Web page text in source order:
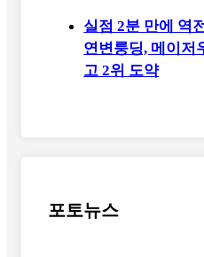
실점 2분 만에 역
연변룽딩, 메이저
고 2위 도약
포토뉴스